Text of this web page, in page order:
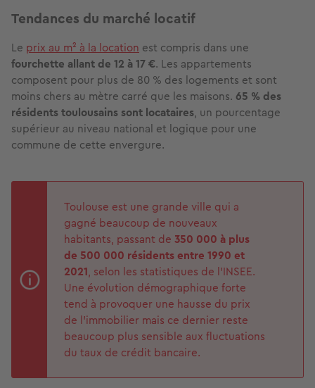
Tendances du marché locatif
Le prix au m² à la location est compris dans une
fourchette allant de 12 à 17 €. Les appartements
composent pour plus de 80 % des logements et sont
moins chers au mètre carré que les maisons. 65 % des
résidents toulousains sont locataires, un pourcentage
supérieur au niveau national et logique pour une
commune de cette envergure.
Toulouse est une grande ville qui a
gagné beaucoup de nouveaux
habitants, passant de 350 000 à plus
de 500 000 résidents entre 1990 et
2021, selon les statistiques de l'INSEE.
Une évolution démographique forte
tend à provoquer une hausse du prix
de l'immobilier mais ce dernier reste
beaucoup plus sensible aux fluctuations
du taux de crédit bancaire.